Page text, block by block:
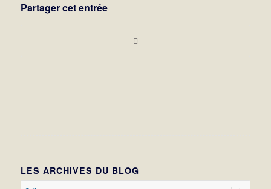
Partager cet entrée
LES ARCHIVES DU BLOG